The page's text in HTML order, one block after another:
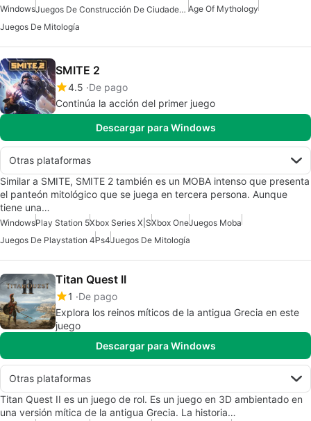
Windows Juegos De Construcción De Ciudades Para Windows Age Of Mythology
Juegos De Mitología
SMITE 2
4.5 De pago
Continúa la acción del primer juego
Descargar para Windows
Otras plataformas
Similar a SMITE, SMITE 2 también es un MOBA intenso que presenta
el panteón mitológico que se juega en tercera persona. Aunque
tiene una…
WindowsPlay Station 5Xbox Series X|SXbox OneJuegos Moba
Juegos De Playstation 4Ps4Juegos De Mitología
Titan Quest II
1
De pago
Explora los reinos míticos de la antigua Grecia en este
juego
Descargar para Windows
Otras plataformas
Titan Quest II es un juego de rol. Es un juego en 3D ambientado en
una versión mítica de la antigua Grecia. La historia…